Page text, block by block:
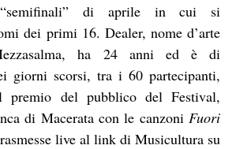
“semifinali” di aprile in cui si
dei primi 16. Dealer, nome d’arte
ha 24 anni ed è di
giorni scorsi, tra i 60 partecipanti,
premio del pubblico del Festival,
di Macerata con le canzoni Fuori
live al link di Musicultura su